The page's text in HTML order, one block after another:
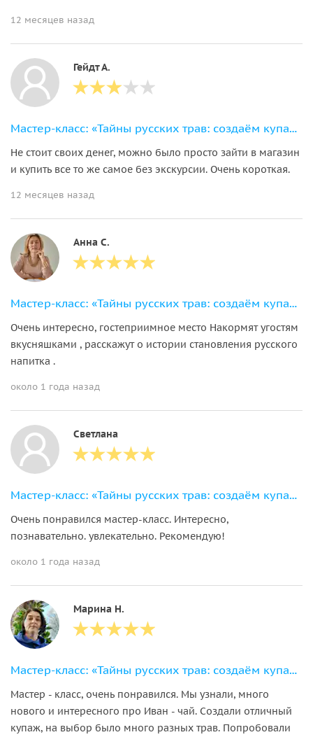
12 месяцев назад
Гейдт А.
Мастер-класс: «Тайны русских трав: создаём купаж с Иван-чаем»
Не стоит своих денег, можно было просто зайти в магазин
и купить все то же самое без экскурсии. Очень короткая.
12 месяцев назад
Анна С.
Мастер-класс: «Тайны русских трав: создаём купаж с Иван-чаем»
Очень интересно, гостеприимное место Накормят угостям
вкусняшками , расскажут о истории становления русского
напитка .
около 1 года назад
Светлана
Мастер-класс: «Тайны русских трав: создаём купаж с Иван-чаем»
Очень понравился мастер-класс. Интересно,
познавательно. увлекательно. Рекомендую!
около 1 года назад
Марина Н.
Мастер-класс: «Тайны русских трав: создаём купаж с Иван-чаем»
Мастер - класс, очень понравился. Мы узнали, много
нового и интересного про Иван - чай. Создали отличный
купаж, на выбор было много разных трав. Попробовали